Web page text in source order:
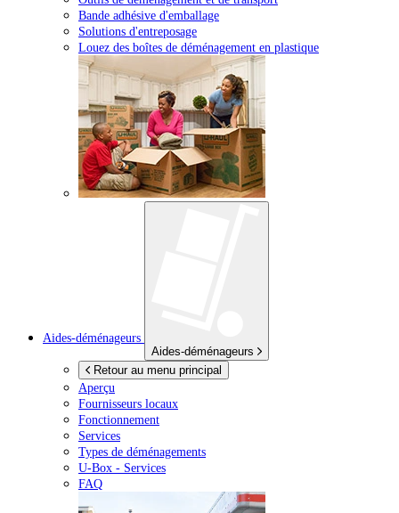
Bande adhésive d'emballage
Solutions d'entreposage
Louez des boîtes de déménagement en plastique
Aides-déménageurs
Aides-déménageurs
Retour au menu principal
Aperçu
Fournisseurs locaux
Fonctionnement
Services
Types de déménagements
U-Box - Services
FAQ